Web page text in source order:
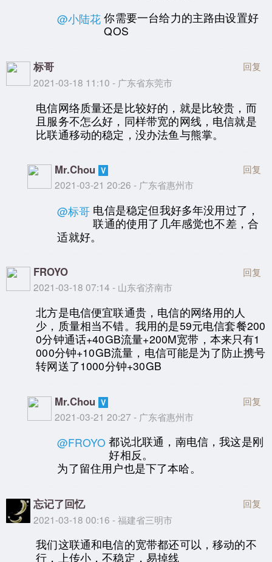
@小陆花 你需要一台给力的主路由设置好
QOS
标哥
2021-03-18 11:10 - 广东省东莞市
回复
电信网络质量还是比较好的，就是比较贵，而
且服务不怎么好，同样带宽的网线，电信就是
比联通移动的稳定，没办法鱼与熊掌。
Mr.Chou
2021-03-21 20:26 - 广东省惠州市
回复
@标哥 电信是稳定但我好多年没用过了，
联通的使用了几年感觉也不差，合
适就好。
FROYO
2021-03-18 07:14 - 山东省济南市
回复
北方是电信便宜联通贵，电信的网络用的人
少，质量相当不错。我用的是59元电信套餐200
0分钟通话+40GB流量+200M宽带，本来只有1
000分钟+10GB流量，电信可能是为了防止携号
转网送了1000分钟+30GB
Mr.Chou
2021-03-21 20:27 - 广东省惠州市
回复
@FROYO 都说北联通，南电信，我这是刚
好相反。
为了留住用户也是下了本哈。
忘记了回忆
2021-03-18 00:16 - 福建省三明市
回复
我们这联通和电信的宽带都还可以，移动的不
行，上传小，不稳定，易掉线